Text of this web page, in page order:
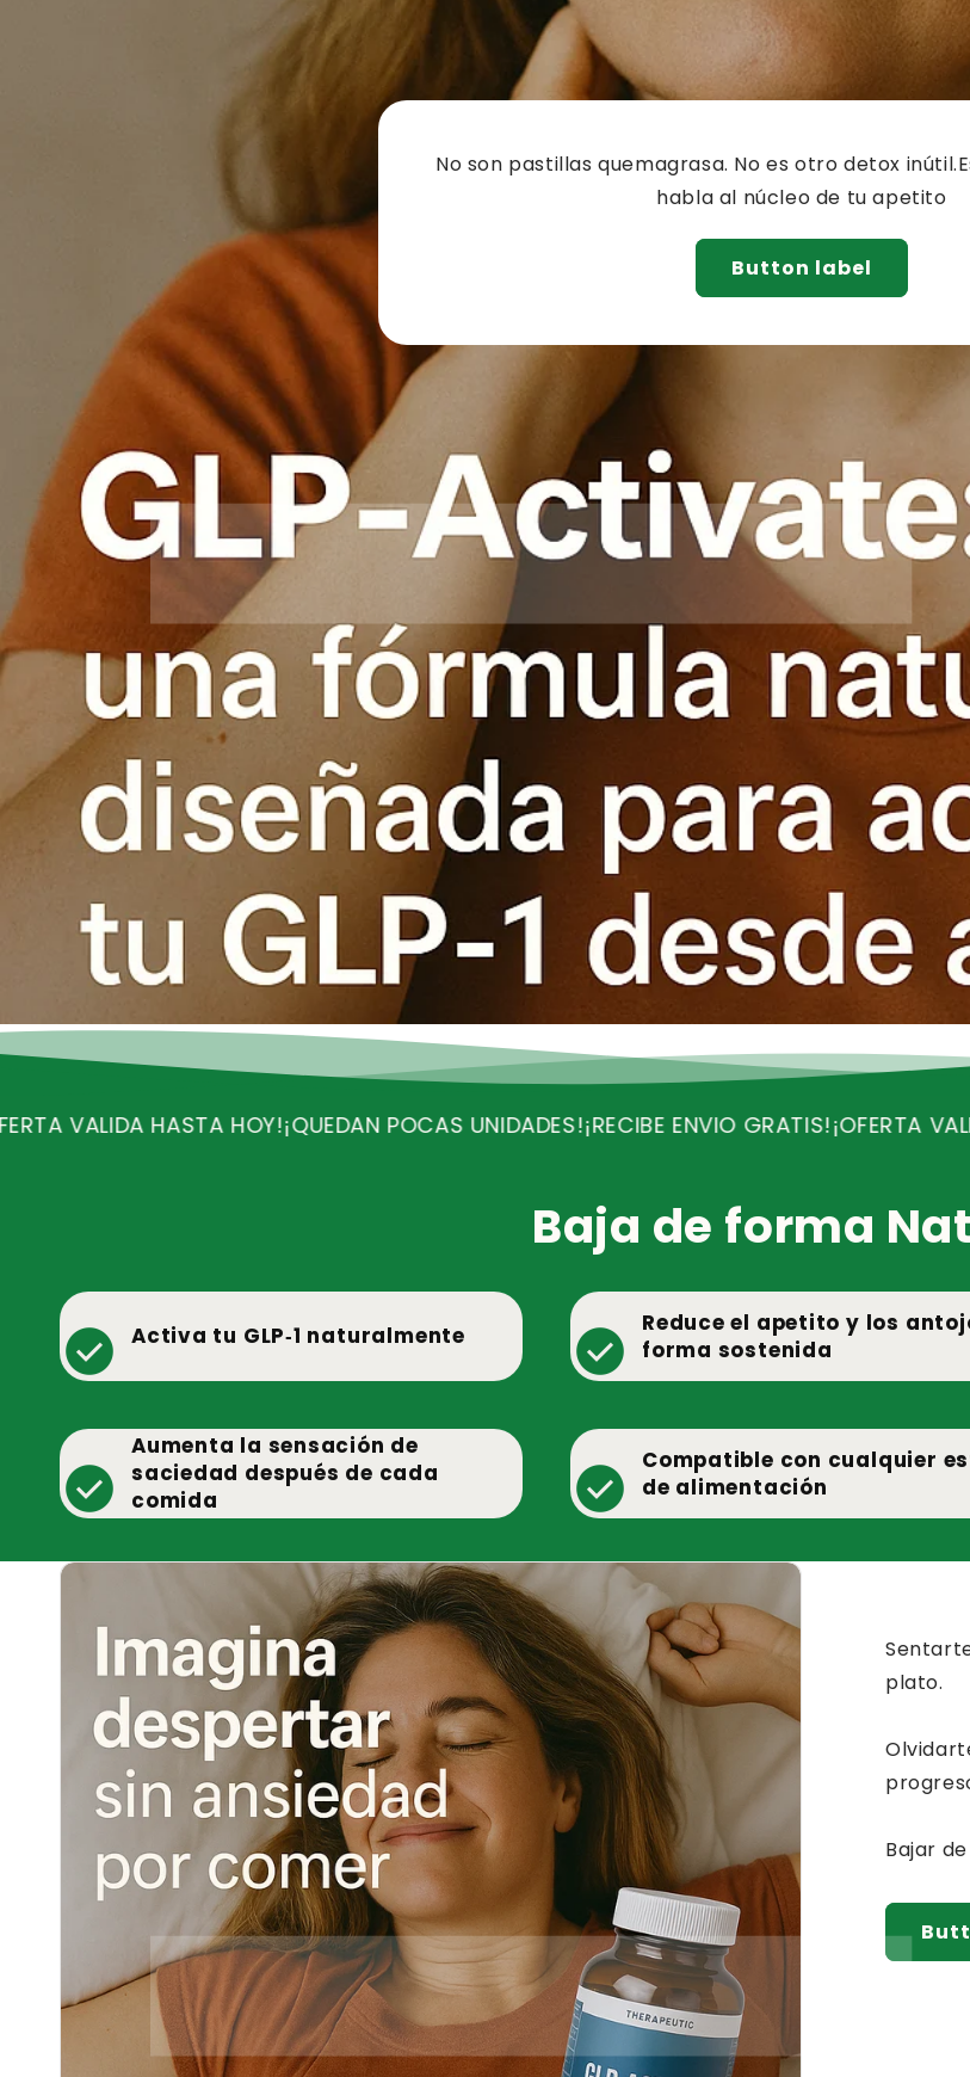
â
No son pastillas quemagrasa. No es otro detox
habla al núcleo de tu apetito
Button label
¡QUEDAN POCAS UNIDADES!¡RECIBE ENVIO GRATIS!¡OFERTA VALIDA HASTA HOY!
Baja de forma
check_circle Activa tu GLP‑1 naturalmente check_circle
Reduce el apetito y los
forma sostenida
check_circle
Aumenta la sensación de
saciedad después de cada
comida
check_circle
Compatible con cualquier
de alimentación
plato.
Bajar